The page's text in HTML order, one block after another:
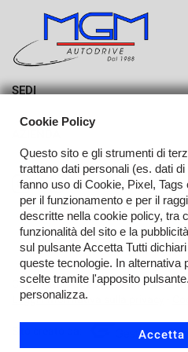
dotazione della vettura, che
modo un impegno contrattuale.
Si consiglia di verificare,
vendita, tutta la dotazione
rischiare di incappare in
Come comportarti:
Parla con il venditore:
controllare l'auto di
Guarda gli accessori:
interessano siano
qualsiasi documento o
SEDI
Sede di Erba
Sede di Lurago d'Erba
Azienda
Contatti
Copyright © 2026 Auto Drive
Leggi l'informativa sulla privacy
Cookie Policy
Questo sito e gli strumenti di
trattano dati personali (es. dati
fanno uso di Cookie, Pixel,
per il funzionamento e per il
descritte nella cookie policy, tra
funzionalità del sito e la
sul pulsante Accetta Tutti
queste tecnologie. In alternativa
scelte tramite l'apposito
personalizza.